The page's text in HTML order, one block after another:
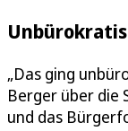
„Das ging
Berger über die
und das